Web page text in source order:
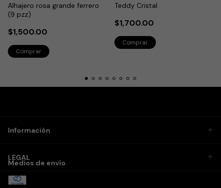
Alhajero rosa grande ferrero
(9 pzz)
$1,500.00
Teddy Cristal
$1,700.00
Información
LEGAL
Medios de envío